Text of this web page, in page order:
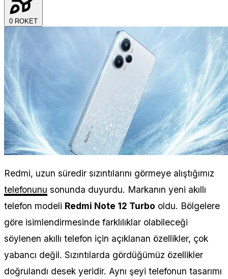
0 ROKET
Redmi, uzun süredir sızıntılarını görmeye alıştığımız
telefonunu sonunda duyurdu. Markanın yeni akıllı
telefon modeli Redmi Note 12 Turbo oldu. Bölgelere
göre isimlendirmesinde farklılıklar olabileceği
söylenen akıllı telefon için açıklanan özellikler, çok
yabancı değil. Sızıntılarda gördüğümüz özellikler
doğrulandı desek yeridir. Aynı şeyi telefonun tasarımı